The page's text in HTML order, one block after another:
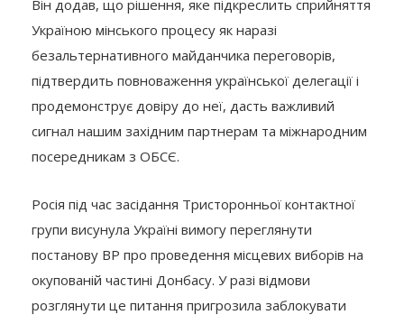
Він додав, що рішення, яке підкреслить сприйняття
Україною мінського процесу як наразі
безальтернативного майданчика переговорів,
підтвердить повноваження української делегації і
продемонструє довіру до неї, дасть важливий
сигнал нашим західним партнерам та міжнародним
посередникам з ОБСЄ.
Росія під час засідання Тристоронньої контактної
групи висунула Україні вимогу переглянути
постанову ВР про проведення місцевих виборів на
окупованій частині Донбасу. У разі відмови
розглянути це питання пригрозила заблокувати